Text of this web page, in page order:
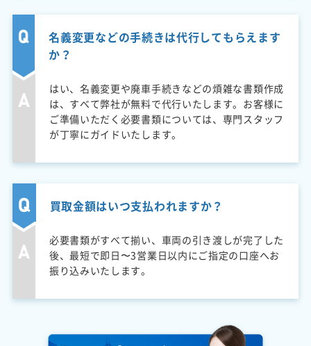
名義変更などの手続きは代行してもらえます
か？
はい、名義変更や廃車手続きなどの煩雑な書類作成
は、すべて弊社が無料で代行いたします。お客様に
ご準備いただく必要書類については、専門スタッフ
が丁寧にガイドいたします。
買取金額はいつ支払われますか？
必要書類がすべて揃い、車両の引き渡しが完了した
後、最短で即日〜3営業日以内にご指定の口座へお
振り込みいたします。